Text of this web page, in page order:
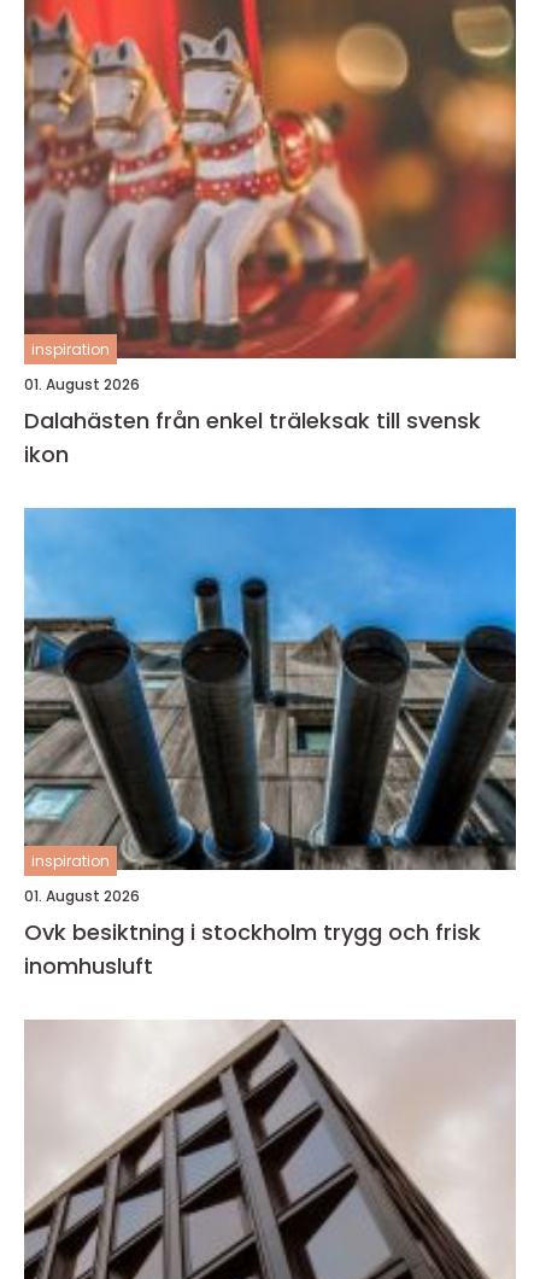
inspiration
01. August 2026
Dalahästen från enkel träleksak till svensk
ikon
inspiration
01. August 2026
Ovk besiktning i stockholm trygg och frisk
inomhusluft